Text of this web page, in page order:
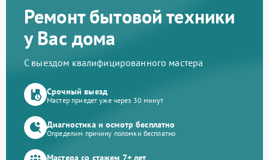
Ремонт бытовой техники
у Вас дома
С выездом квалифицированного мастера
Срочный выезд
Мастер приедет уже через 30 минут
Диагностика и осмотр бесплатно
Определим причину поломки бесплатно
Мастера со стажем 7+ лет